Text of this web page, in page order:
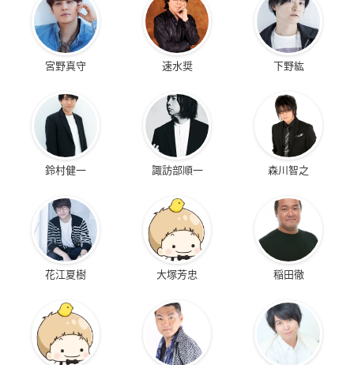
宮野真守 速水奨 下野紘
鈴村健一 諏訪部順一 森川智之
花江夏樹 大塚芳忠 稲田徹